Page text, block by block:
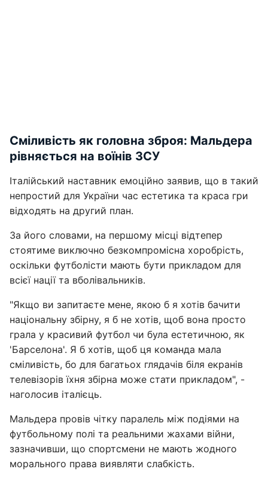
Сміливість як головна зброя: Мальдера
рівняється на воїнів ЗСУ
Італійський наставник емоційно заявив, що в такий
непростий для України час естетика та краса гри
відходять на другий план.
За його словами, на першому місці відтепер
стоятиме виключно безкомпромісна хоробрість,
оскільки футболісти мають бути прикладом для
всієї нації та вболівальників.
"Якщо ви запитаєте мене, якою б я хотів бачити
національну збірну, я б не хотів, щоб вона просто
грала у красивий футбол чи була естетичною, як
'Барселона'. Я б хотів, щоб ця команда мала
сміливість, бо для багатьох глядачів біля екранів
телевізорів їхня збірна може стати прикладом", -
наголосив італієць.
Мальдера провів чітку паралель між подіями на
футбольному полі та реальними жахами війни,
зазначивши, що спортсмени не мають жодного
морального права виявляти слабкість.